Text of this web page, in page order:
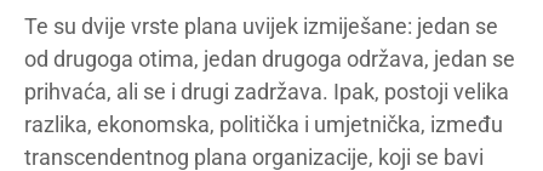
Te su dvije vrste plana uvijek izmiješane: jedan se
od drugoga otima, jedan drugoga održava, jedan se
prihvaća, ali se i drugi zadržava. Ipak, postoji velika
razlika, ekonomska, politička i umjetnička, između
transcendentnog plana organizacije, koji se bavi